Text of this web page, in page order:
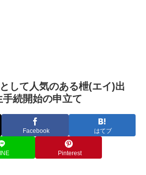
して人気のある枻(エイ)出
続開始の申立て
Facebook はてブ
Pinterest